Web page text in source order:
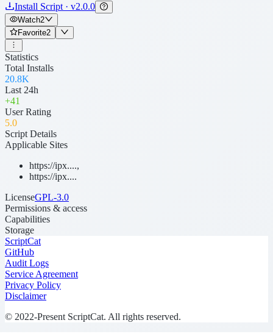
Install Script · v2.0.0
Watch2
Favorite2
Statistics
Total Installs
20.8K
Last 24h
+41
User Rating
5.0
Script Details
Applicable Sites
https://ipx....,
https://ipx....
LicenseGPL-3.0
Permissions & access
Capabilities
Storage
ScriptCat
GitHub
Audit Logs
Service Agreement
Privacy Policy
Disclaimer
© 2022-Present ScriptCat. All rights reserved.